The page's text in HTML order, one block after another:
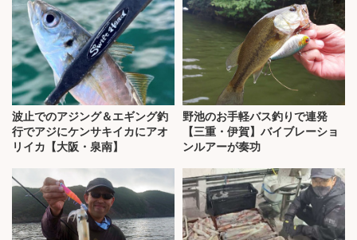
波止でのアジング＆エギング釣
行でアジにケンサキイカにアオ
リイカ【大阪・泉南】
野池のお手軽バス釣りで連発
【三重・伊賀】バイブレーショ
ンルアーが奏功